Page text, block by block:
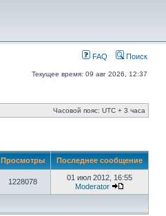
FAQ Поиск
Текущее время: 09 авг 2026, 12:37
Часовой пояс: UTC + 3 часа
Просмотры Последнее сообщение
1228078
01 июл 2012, 16:55
Moderator